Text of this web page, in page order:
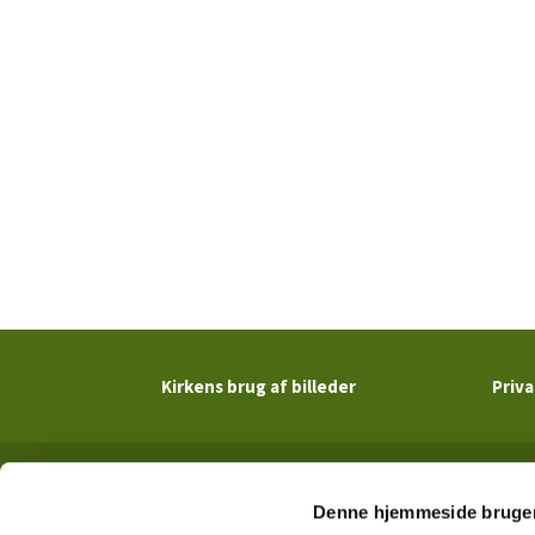
Denne hjemmeside
Kirkens brug af billeder